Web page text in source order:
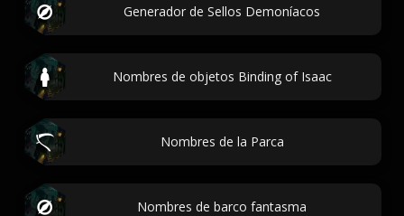
Generador de Sellos Demoníacos
Nombres de objetos Binding of Isaac
Nombres de la Parca
Nombres de barco fantasma